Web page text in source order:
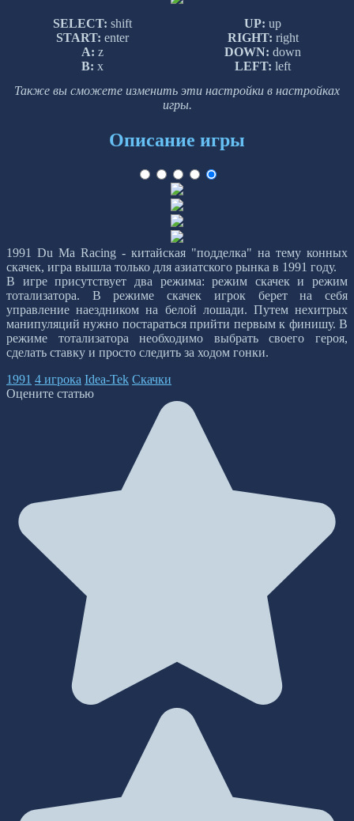
SELECT: shift
START: enter
A: z
B: x
UP: up
RIGHT: right
DOWN: down
LEFT: left
Также вы сможете изменить эти настройки в настройках
игры.
Описание игры
1991 Du Ma Racing - китайская "подделка" на тему конных
скачек, игра вышла только для азиатского рынка в 1991 году.
В игре присутствует два режима: режим скачек и режим
тотализатора. В режиме скачек игрок берет на себя
управление наездником на белой лошади. Путем нехитрых
манипуляций нужно постараться прийти первым к финишу. В
режиме тотализатора необходимо выбрать своего героя,
сделать ставку и просто следить за ходом гонки.
1991 4 игрока Idea-Tek Скачки
Оцените статью